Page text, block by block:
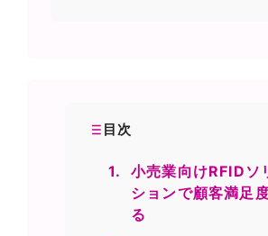
目次
1.
小売業向けRFIDソ
ションで顧客満足
る